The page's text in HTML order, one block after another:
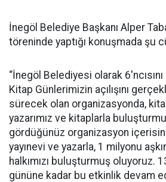
İnegöl Belediye Başkanı Alper
töreninde yaptığı konuşmada şu
“İnegöl Belediyesi olarak
Kitap Günlerimizin açılışını
sürecek olan organizasyonda,
yazarımız ve kitaplarla
gördüğünüz organizasyon
yayınevi ve yazarla, 1 milyonu
halkımızı buluşturmuş oluyoruz.
gününe kadar bu etkinlik devam